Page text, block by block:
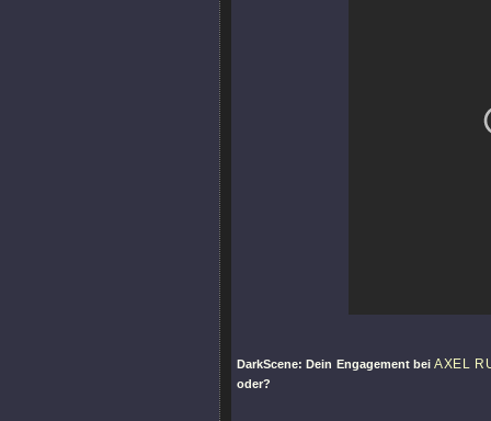
DarkScene: Dein Engagement beiAXEL
oder?